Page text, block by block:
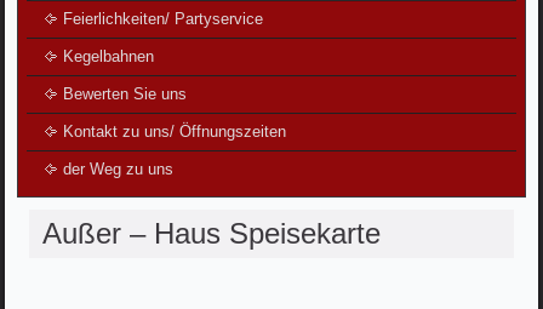
Feierlichkeiten/ Partyservice
Kegelbahnen
Bewerten Sie uns
Kontakt zu uns/ Öffnungszeiten
der Weg zu uns
Außer – Haus Speisekarte